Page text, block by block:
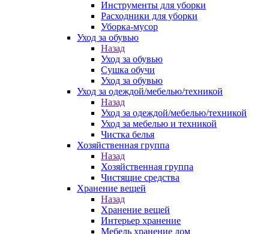
Инструменты для уборки
Расходники для уборки
Уборка-мусор
Уход за обувью
Назад
Уход за обувью
Сушка обучи
Уход за обувью
Уход за одеждой/мебелью/техникой
Назад
Уход за одеждой/мебелью/техникой
Уход за мебелью и техникой
Чистка белья
Хозяйственная группа
Назад
Хозяйственная группа
Чистящие средства
Хранение вещей
Назад
Хранение вещей
Интерьер хранение
Мебель хранение дом